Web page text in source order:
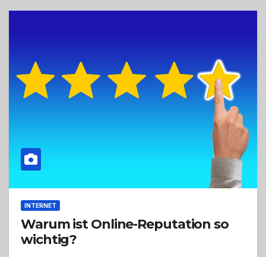
INTERNET
Warum ist Online-Reputation so
wichtig?